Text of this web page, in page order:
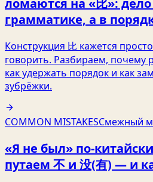
грамматике, а в
Конструкция 比 кажется
говорить. Разбираем, почему
как удержать порядок и как
зубрёжки.
COMMON MISTAKESСмежный
«Я не был» по-
путаем 不 и 没(有) — и